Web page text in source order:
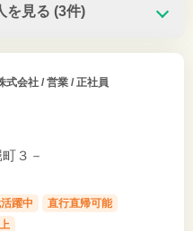
を見る (3件)
式会社/ 営業 / 正社員
３－
躍中
直行直帰可能